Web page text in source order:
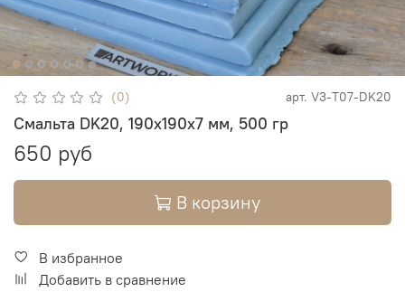
(0) арт. V3-T07-DK20
Смальта DK20, 190х190х7 мм, 500 гр
650 руб
В корзину
В избранное
Добавить в сравнение